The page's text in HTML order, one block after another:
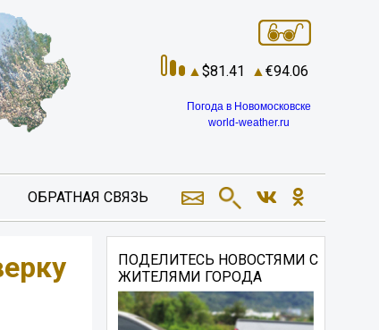
81.41 94.06
Погода в Новомосковске
world-weather.ru
ОБРАТНАЯ СВЯЗЬ
ПОДЕЛИТЕСЬ НОВОСТЯМИ С
ЖИТЕЛЯМИ ГОРОДА